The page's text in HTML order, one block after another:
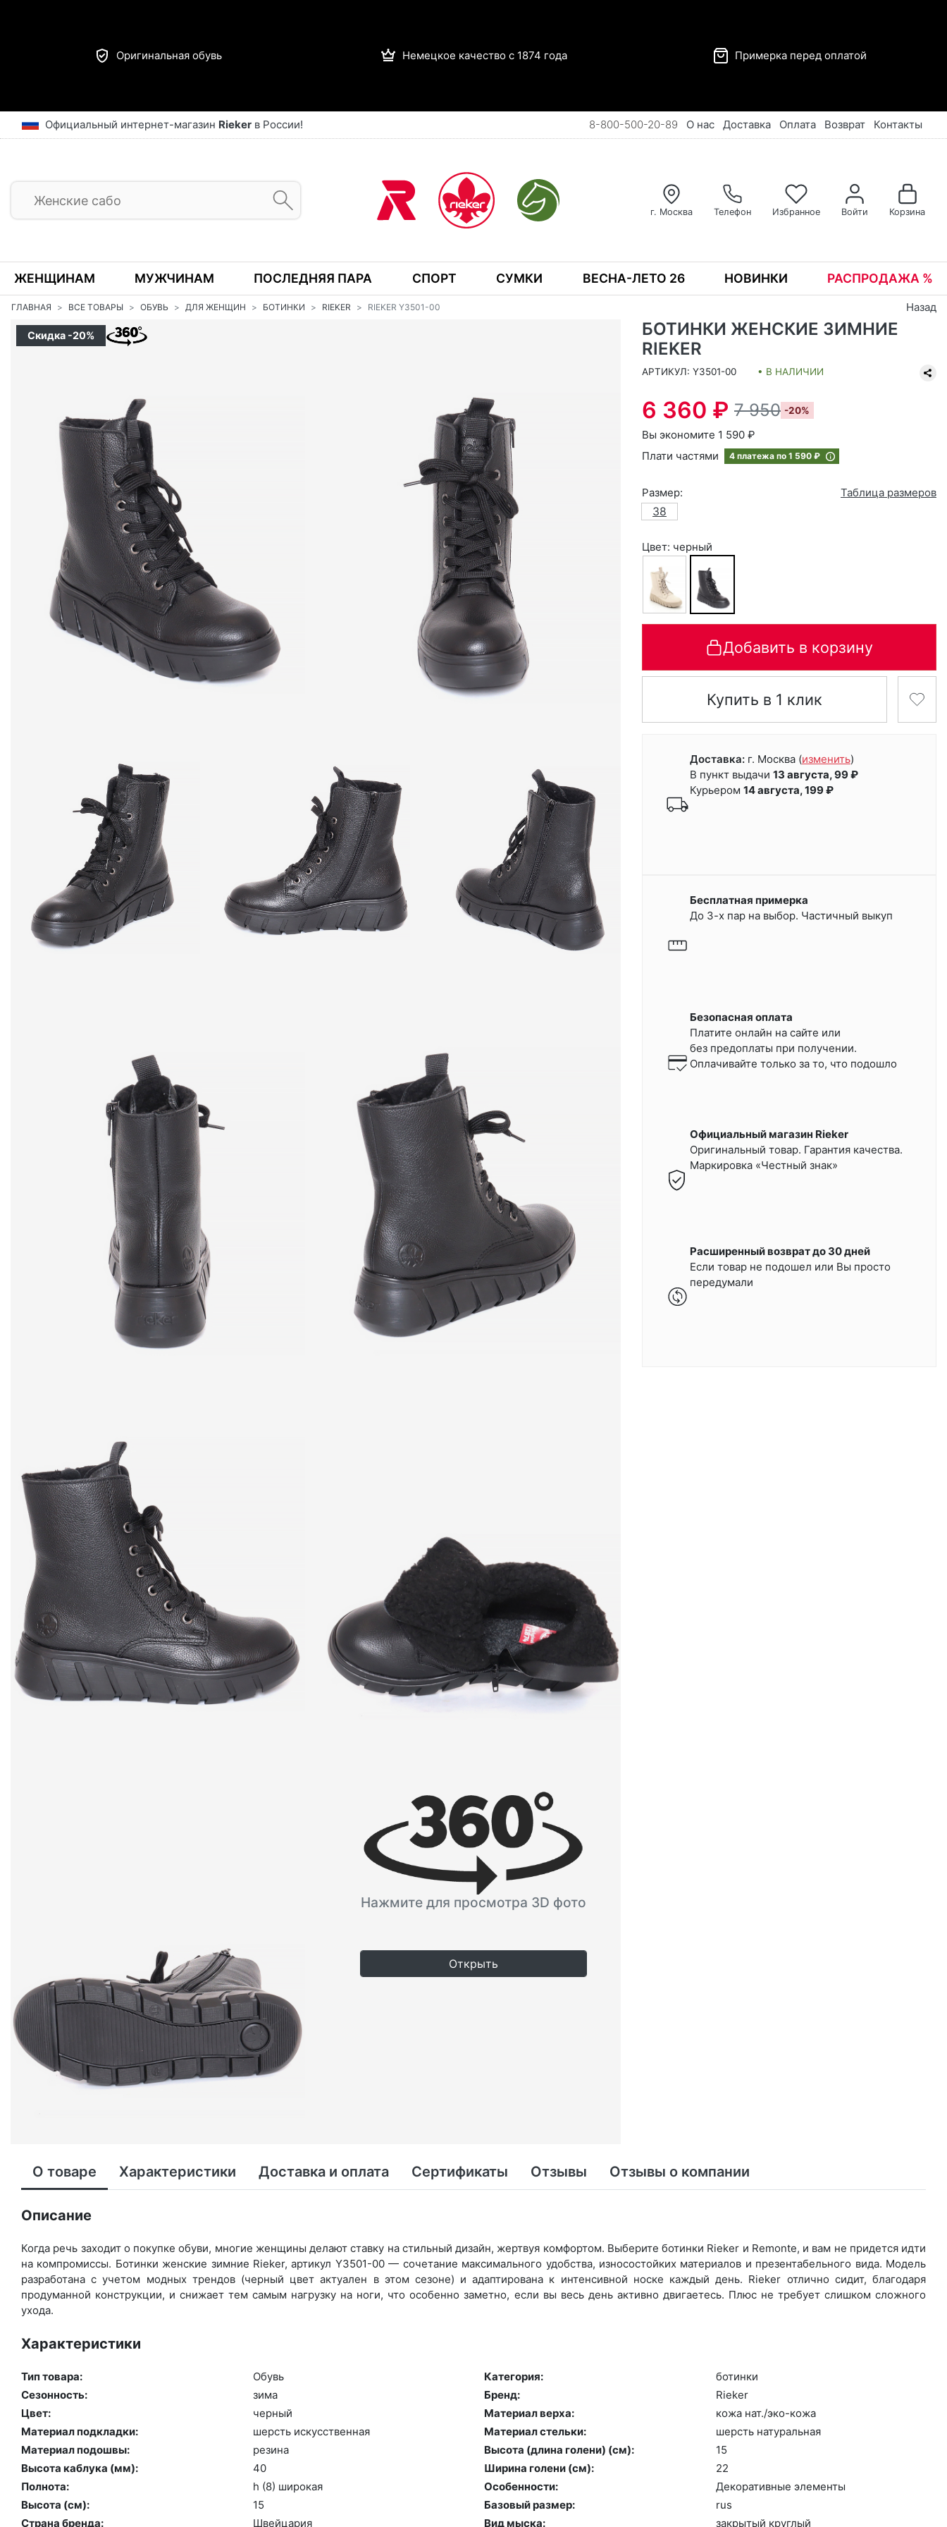
Оригинальная обувь Немецкое качество с 1874 года Примерка перед оплатой
Официальный интернет-магазин Rieker в России! 8-800-500-20-89 О нас Доставка Оплата Возврат Контакты
г. Москва Телефон Избранное Войти Корзина
ЖЕНЩИНАМ МУЖЧИНАМ ПОСЛЕДНЯЯ ПАРА СПОРТ СУМКИ ВЕСНА-ЛЕТО 26 НОВИНКИ РАСПРОДАЖА %
ГЛАВНАЯ ВСЕ ТОВАРЫ ОБУВЬ ДЛЯ ЖЕНЩИН БОТИНКИ RIEKER RIEKER Y3501-00 Назад
Скидка -20%
Нажмите для просмотра 3D фото
Открыть
БОТИНКИ ЖЕНСКИЕ ЗИМНИЕ
RIEKER
АРТИКУЛ: Y3501-00 • В НАЛИЧИИ
6 360 ₽ 7 950 -20%
Вы экономите 1 590 ₽
Плати частями
4 платежа по 1 590 ₽
Размер:
Таблица размеров
38
Цвет: черный
Добавить в корзину
Купить в 1 клик
Доставка: г. Москва (изменить)
В пункт выдачи 13 августа, 99 ₽
Курьером 14 августа, 199 ₽
Бесплатная примерка
До 3-х пар на выбор. Частичный выкуп
Безопасная оплата
Платите онлайн на сайте или
без предоплаты при получении.
Оплачивайте только за то, что подошло
Официальный магазин Rieker
Оригинальный товар. Гарантия качества.
Маркировка «Честный знак»
Расширенный возврат до 30 дней
Если товар не подошел или Вы просто
передумали
О товаре Характеристики Доставка и оплата Сертификаты Отзывы Отзывы о компании
Описание
Когда речь заходит о покупке обуви, многие женщины делают ставку на стильный дизайн, жертвуя комфортом. Выберите бо­тин­ки Rieker и Remonte, и вам не придется идти
на компромиссы. Ботинки женские зимние Rieker, артикул Y3501-00 — сочетание максимального удобства, износостойких материалов и презентабельного вида. Модель
разработана с учетом модных трендов (чер­ный цвет актуален в этом сезоне) и адаптирована к интенсивной носке каждый день. Ri­eker отлично сидит, благодаря
продуманной конструкции, и снижает тем самым нагрузку на ноги, что особенно заметно, если вы весь день активно двигаетесь. Плюс не требует слишком сложного
ухода.
Характеристики
Тип товара: Обувь Категория:
бо­тин­ки
Сезонность:
зи­ма Бренд:
Ri­eker
Цвет:
чер­ный Материал верха:
ко­жа нат./эко-ко­жа
Материал подкладки:
шерсть ис­кусс­твен­ная Материал стельки:
шерсть на­тураль­ная
Материал подошвы:
ре­зина Высота (длина голени) (cм):
15
Высота каблука (мм):
40 Ширина голени (см):
22
Полнота:
h (8) ши­рокая Особенности:
Де­кора­тив­ные эле­мен­ты
Высота (cм):
15 Базовый размер:
rus
Страна бренда:
Швей­ца­рия Вид мыска: зак­ры­тый круг­лый